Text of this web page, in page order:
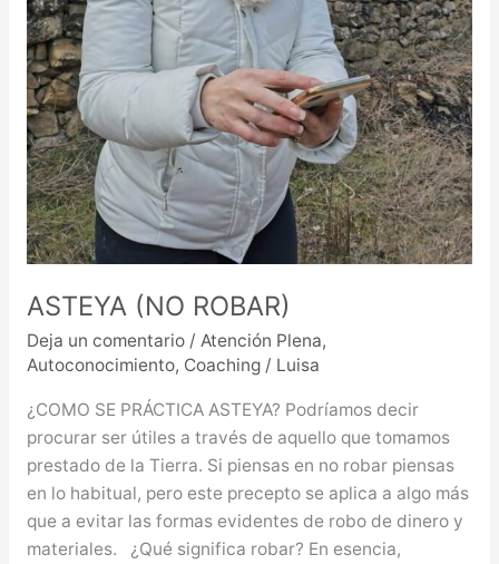
ASTEYA (NO ROBAR)
Deja un comentario / Atención Plena,
Autoconocimiento, Coaching/ Luisa
¿COMO SE PRÁCTICA ASTEYA? Podríamos decir
procurar ser útiles a través de aquello que tomamos
prestado de la Tierra. Si piensas en no robar piensas
en lo habitual, pero este precepto se aplica a algo más
que a evitar las formas evidentes de robo de dinero y
materiales. ¿Qué significa robar? En esencia,